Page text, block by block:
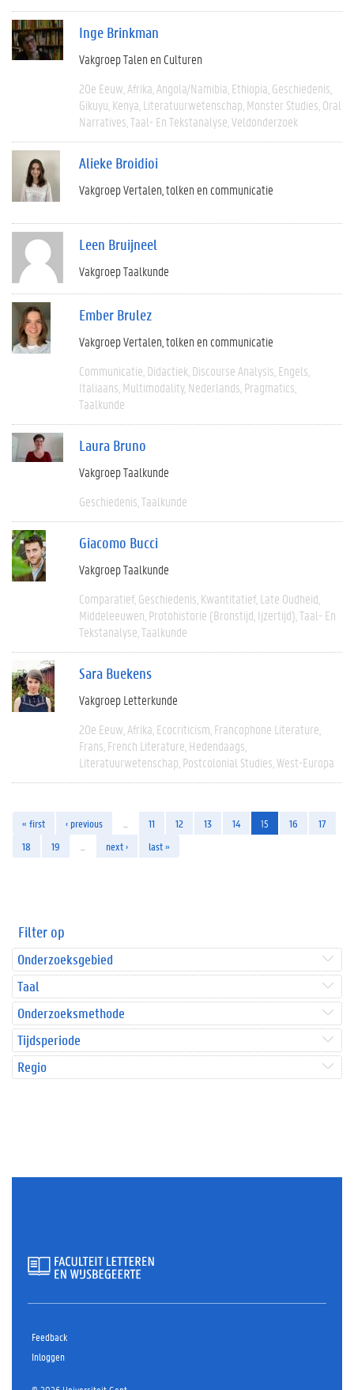
Inge Brinkman
Vakgroep Talen en Culturen
20e Eeuw Afrika Angola/Namibia Ethiopia Geschiedenis
Gikuyu Kenya Literatuurwetenschap Monster Studies Oral
Narratives Taal- En Tekstanalyse Veldonderzoek
Alieke Broidioi
Vakgroep Vertalen, tolken en communicatie
Leen Bruijneel
Vakgroep Taalkunde
Ember Brulez
Vakgroep Vertalen, tolken en communicatie
Communicatie Didactiek Discourse Analysis Engels
Italiaans Multimodality Nederlands Pragmatics
Taalkunde
Laura Bruno
Vakgroep Taalkunde
Geschiedenis Taalkunde
Giacomo Bucci
Vakgroep Taalkunde
Comparatief Geschiedenis Kwantitatief Late Oudheid
Middeleeuwen Protohistorie (bronstijd, Ijzertijd) Taal- En
Tekstanalyse Taalkunde
Sara Buekens
Vakgroep Letterkunde
20e Eeuw Afrika Ecocriticism Francophone Literature
Frans French Literature Hedendaags
Literatuurwetenschap Postcolonial Studies West-Europa
« first ‹ previous 11 12 13 14 15 16
17
18
19 next › last »
Filter op
Onderzoeksgebied
Taal
Onderzoeksmethode
Tijdsperiode
Regio
Feedback
Inloggen